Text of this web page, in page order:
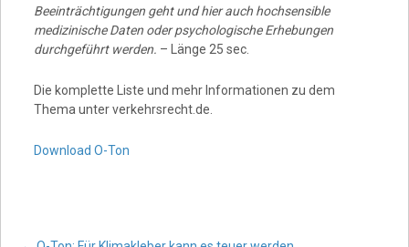
Beeinträchtigungen geht und hier auch hochsensible
medizinische Daten oder psychologische Erhebungen
durchgeführt werden. – Länge 25 sec.
Die komplette Liste und mehr Informationen zu dem
Thema unter verkehrsrecht.de.
Download O-Ton